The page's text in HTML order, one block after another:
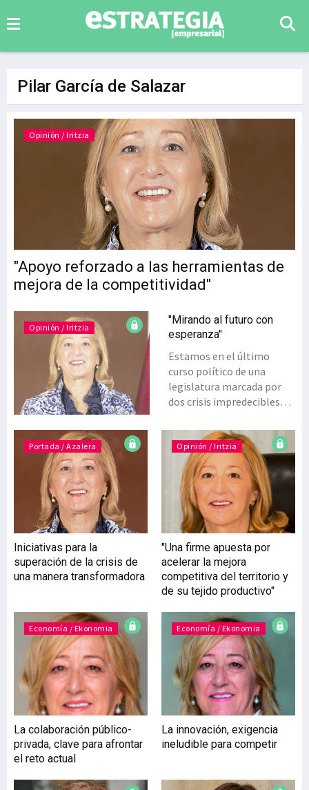
Pilar García de Salazar
"Apoyo reforzado a las herramientas de
mejora de la competitividad"
Opinión / Iritzia
Opinión / Iritzia
"Mirando al futuro con
esperanza"
Estamos en el último
curso político de una
legislatura marcada por
dos crisis impredecibles
equilibrios geopolíticos
globales, y que van a
definir un antes y un
después, también en lo
económico. Sin que se
atisben los nuevos
equilibrios, nos venimos
más de dos años a una
serie de situaciones
solapadas con efectos
desconocidos sobre la
economía mundial; las
dificultades en las cadenas
de suministro, la escasez o
alto precio de las materias
primas y, más
recientemente, el precio
de la energía y la inflación,
manera importante a
nuestras empresas. Pero,
tenemos una
Portada / Azalera
Iniciativas para la
superación de la crisis de
una manera transformadora
Opinión / Iritzia
"Una firme apuesta por
acelerar la mejora
competitiva del territorio y
de su tejido productivo"
Economía / Ekonomia
La colaboración público-
privada, clave para afrontar
el reto actual
Economía / Ekonomia
La innovación, exigencia
ineludible para competir